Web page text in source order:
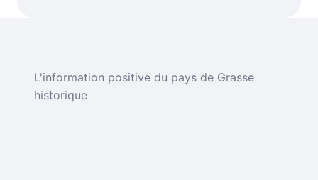
L'information positive du pays de Grasse
historique